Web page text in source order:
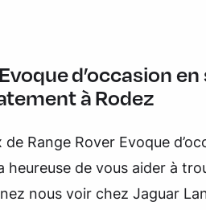
d’occasion
à Rodez
Range Rover Evoque
de vous aider à
nous voir chez Jaguar